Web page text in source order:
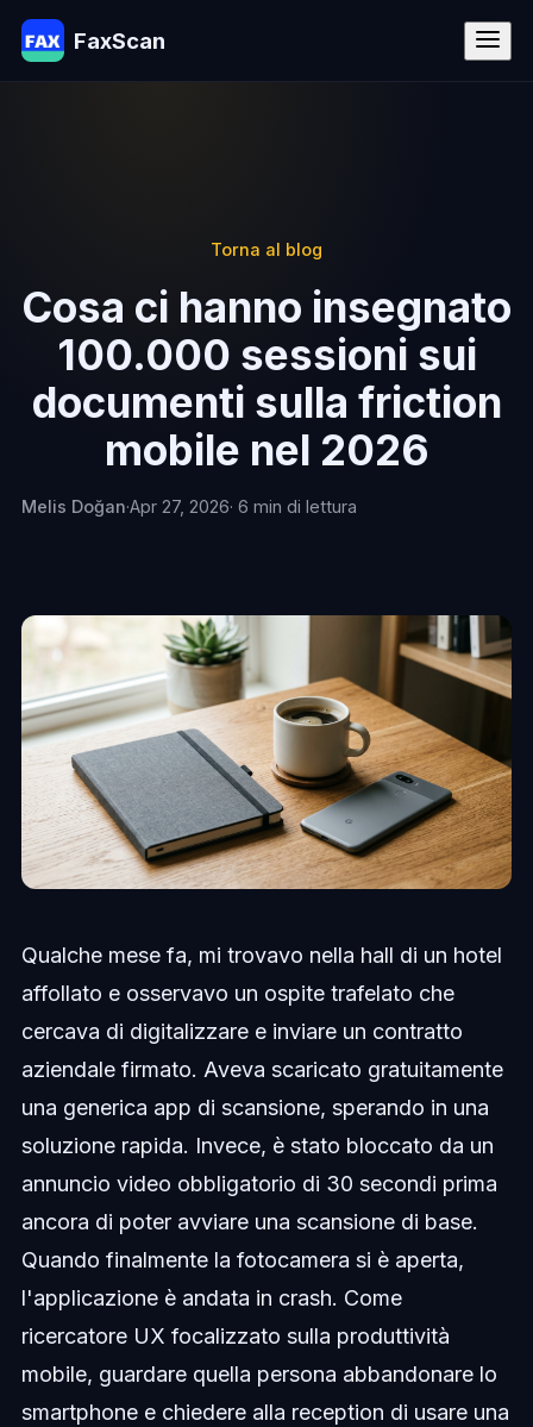
FaxScan
Torna al blog
Cosa ci hanno insegnato
100.000 sessioni sui
documenti sulla friction
mobile nel 2026
Melis Doğan·Apr 27, 2026· 6 min di lettura
Qualche mese fa, mi trovavo nella hall di un hotel
affollato e osservavo un ospite trafelato che
cercava di digitalizzare e inviare un contratto
aziendale firmato. Aveva scaricato gratuitamente
una generica app di scansione, sperando in una
soluzione rapida. Invece, è stato bloccato da un
annuncio video obbligatorio di 30 secondi prima
ancora di poter avviare una scansione di base.
Quando finalmente la fotocamera si è aperta,
l'applicazione è andata in crash. Come
ricercatore UX focalizzato sulla produttività
mobile, guardare quella persona abbandonare lo
smartphone e chiedere alla reception di usare una